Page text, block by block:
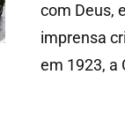
com Deus,
imprensa
em 1923, a